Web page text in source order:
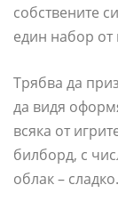
собствените
един набор от
Трябва да
да видя
всяка от
билборд, с
облак – сладко.